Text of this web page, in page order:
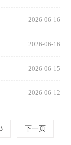
2026-06-16
2026-06-16
2026-06-15
2026-06-12
3 下一页